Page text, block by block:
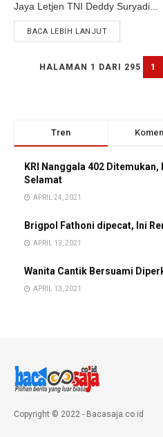
Jaya Letjen TNI Deddy Suryadi...
BACA LEBIH LANJUT
HALAMAN 1 DARI 295 1
Tren
KRI Nanggala 402
Selamat
APRIL 24, 2021
Brigpol Fathoni dipecat, Ini
APRIL 13, 2021
Wanita Cantik Bersuami
APRIL 13, 2021
Copyright © 2022 - Bacasaja.co.id